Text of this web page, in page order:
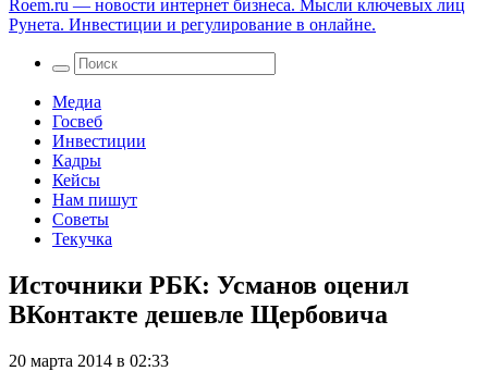
Roem.ru — новости интернет бизнеса. Мысли ключевых лиц
Рунета. Инвестиции и регулирование в онлайне.
Медиа
Госвеб
Инвестиции
Кадры
Кейсы
Нам пишут
Советы
Текучка
Источники РБК: Усманов оценил
ВКонтакте дешевле Щербовича
20 марта 2014 в 02:33